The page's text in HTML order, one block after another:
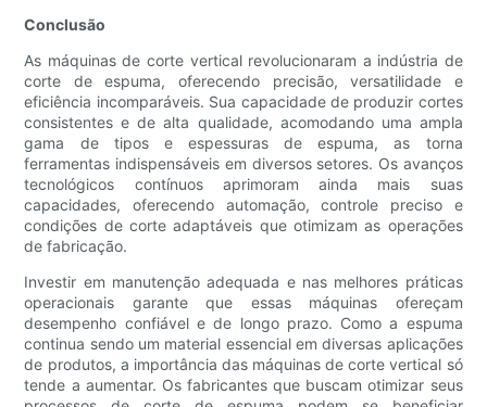
Conclusão
As máquinas de corte vertical revolucionaram a indústria de
corte de espuma, oferecendo precisão, versatilidade e
eficiência incomparáveis. Sua capacidade de produzir cortes
consistentes e de alta qualidade, acomodando uma ampla
gama de tipos e espessuras de espuma, as torna
ferramentas indispensáveis ​​em diversos setores. Os avanços
tecnológicos contínuos aprimoram ainda mais suas
capacidades, oferecendo automação, controle preciso e
condições de corte adaptáveis ​​que otimizam as operações
de fabricação.
Investir em manutenção adequada e nas melhores práticas
operacionais garante que essas máquinas ofereçam
desempenho confiável e de longo prazo. Como a espuma
continua sendo um material essencial em diversas aplicações
de produtos, a importância das máquinas de corte vertical só
tende a aumentar. Os fabricantes que buscam otimizar seus